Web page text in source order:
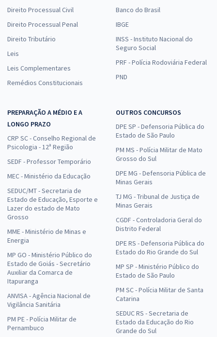
Direito Processual Civil
Direito Processual Penal
Direito Tributário
Leis
Leis Complementares
Remédios Constitucionais
Banco do Brasil
IBGE
INSS - Instituto Nacional do
Seguro Social
PRF - Polícia Rodoviária Federal
PND
PREPARAÇÃO A MÉDIO E A
LONGO PRAZO
CRP SC - Conselho Regional de
Psicologia - 12ª Região
SEDF - Professor Temporário
MEC - Ministério da Educação
SEDUC/MT - Secretaria de
Estado de Educação, Esporte e
Lazer do estado de Mato
Grosso
MME - Ministério de Minas e
Energia
MP GO - Ministério Público do
Estado de Goiás - Secretário
Auxiliar da Comarca de
Itapuranga
ANVISA - Agência Nacional de
Vigilância Sanitária
PM PE - Polícia Militar de
Pernambuco
OUTROS CONCURSOS
DPE SP - Defensoria Pública do
Estado de São Paulo
PM MS - Polícia Militar de Mato
Grosso do Sul
DPE MG - Defensoria Pública de
Minas Gerais
TJ MG - Tribunal de Justiça de
Minas Gerais
CGDF - Controladoria Geral do
Distrito Federal
DPE RS - Defensoria Pública do
Estado do Rio Grande do Sul
MP SP - Ministério Público do
Estado de São Paulo
PM SC - Polícia Militar de Santa
Catarina
SEDUC RS - Secretaria de
Estado da Educação do Rio
Grande do Sul